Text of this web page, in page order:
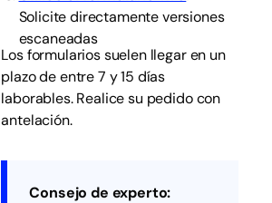
Solicite directamente versiones
escaneadas
Los formularios suelen llegar en un
plazo de entre 7 y 15 días
laborables. Realice su pedido con
antelación.
Consejo de experto: